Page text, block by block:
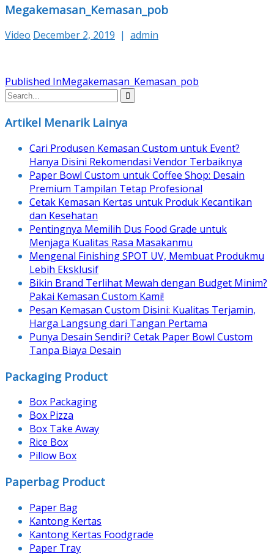
Megakemasan_Kemasan_pob
Video December 2, 2019 | admin
Post
navigation
Published InMegakemasan_Kemasan_pob
Artikel Menarik Lainya
Cari Produsen Kemasan Custom untuk Event?
Hanya Disini Rekomendasi Vendor Terbaiknya
Paper Bowl Custom untuk Coffee Shop: Desain
Premium Tampilan Tetap Profesional
Cetak Kemasan Kertas untuk Produk Kecantikan
dan Kesehatan
Pentingnya Memilih Dus Food Grade untuk
Menjaga Kualitas Rasa Masakanmu
Mengenal Finishing SPOT UV, Membuat Produkmu
Lebih Eksklusif
Bikin Brand Terlihat Mewah dengan Budget Minim?
Pakai Kemasan Custom Kami!
Pesan Kemasan Custom Disini: Kualitas Terjamin,
Harga Langsung dari Tangan Pertama
Punya Desain Sendiri? Cetak Paper Bowl Custom
Tanpa Biaya Desain
Packaging Product
Box Packaging
Box Pizza
Box Take Away
Rice Box
Pillow Box
Paperbag Product
Paper Bag
Kantong Kertas
Kantong Kertas Foodgrade
Paper Tray